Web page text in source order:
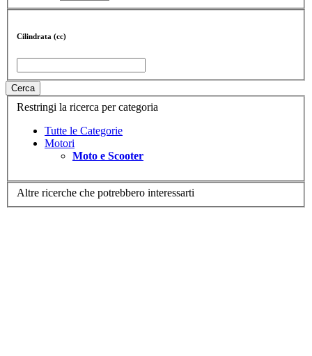
Cilindrata (cc)
Cerca
Restringi la ricerca per categoria
Tutte le Categorie
Motori
Moto e Scooter
Altre ricerche che potrebbero interessarti